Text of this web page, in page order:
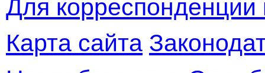
Карта сайта